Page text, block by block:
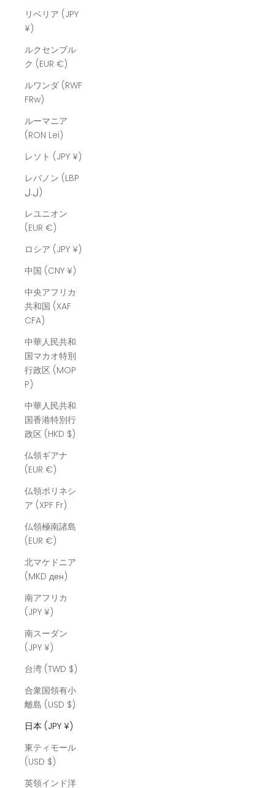
リベリア (JPY
¥)
ルクセンブル
ク (EUR €)
ルワンダ (RWF
FRw)
ルーマニア
(RON Lei)
レソト (JPY ¥)
レバノン (LBP
ل.ل)
レユニオン
(EUR €)
ロシア (JPY ¥)
中国 (CNY ¥)
中央アフリカ
共和国 (XAF
CFA)
中華人民共和
国マカオ特別
行政区 (MOP
P)
中華人民共和
国香港特別行
政区 (HKD $)
仏領ギアナ
(EUR €)
仏領ポリネシ
ア (XPF Fr)
仏領極南諸島
(EUR €)
北マケドニア
(MKD ден)
南アフリカ
(JPY ¥)
南スーダン
(JPY ¥)
台湾 (TWD $)
合衆国領有小
離島 (USD $)
日本 (JPY ¥)
東ティモール
(USD $)
英領インド洋